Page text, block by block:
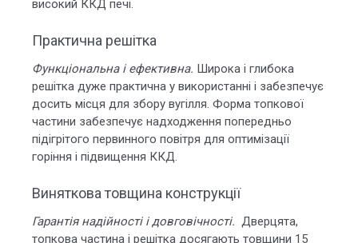
високий ККД печі.
Практична решітка
Функціональна і ефективна. Широка і глибока
решітка дуже практична у використанні і забезпечує
досить місця для збору вугілля. Форма топкової
частини забезпечує надходження попередньо
підігрітого первинного повітря для оптимізації
горіння і підвищення ККД.
Виняткова товщина конструкції
Гарантія надійності і довговічності. Дверцята,
топкова частина і решітка досягають товщини 15